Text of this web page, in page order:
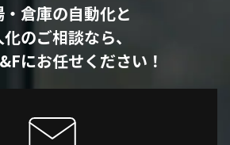
倉庫の自動化と
のご相談なら、
にお任せください！